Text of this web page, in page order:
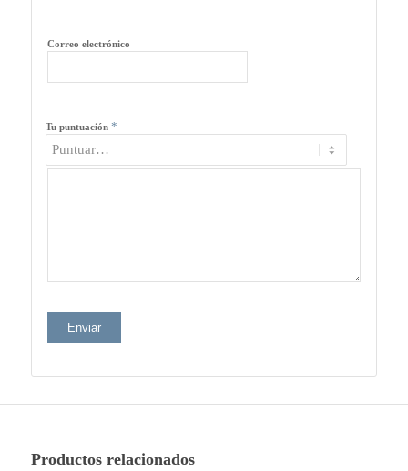
Correo electrónico
Tu puntuación *
Productos relacionados